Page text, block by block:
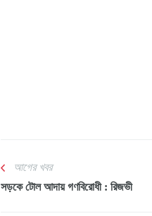
আগের খবর
সড়কে টোল আদায় গণবিরোধী : রিজভী